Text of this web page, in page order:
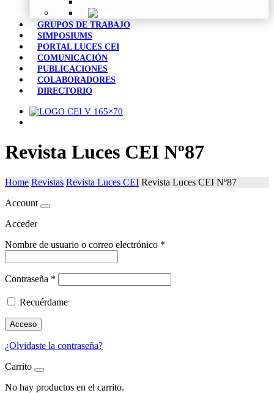
GRUPOS DE TRABAJO
SIMPOSIUMS
PORTAL LUCES CEI
COMUNICACIÓN
PUBLICACIONES
COLABORADORES
DIRECTORIO
Revista Luces CEI Nº87
Home Revistas Revista Luces CEI Revista Luces CEI Nº87
Account
Acceder
Nombre de usuario o correo electrónico *
Contraseña *
Recuérdame
Acceso
¿Olvidaste la contraseña?
Carrito
No hay productos en el carrito.